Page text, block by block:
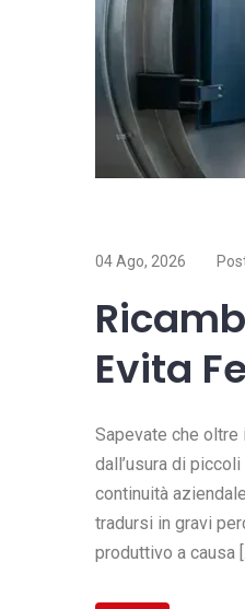
04 Ago, 2026
Evita
Sapevate che
dall’usura di
continuità
tradursi in gravi
produttivo a causa